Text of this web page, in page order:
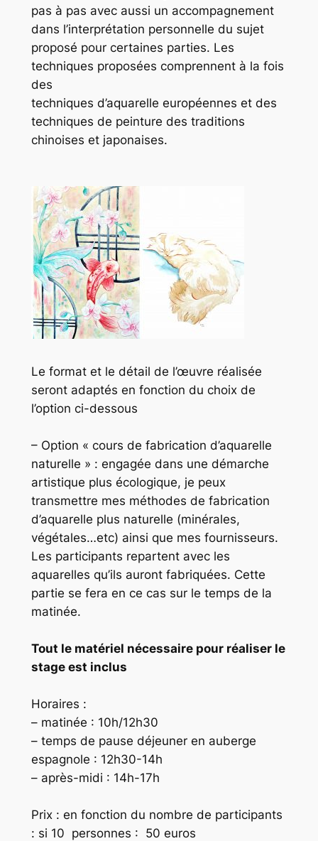
pas à pas avec aussi un accompagnement
dans l’interprétation personnelle du sujet
proposé pour certaines parties. Les
techniques proposées comprennent à la fois
des
techniques d’aquarelle européennes et des
techniques de peinture des traditions
chinoises et japonaises.
Le format et le détail de l’œuvre réalisée
seront adaptés en fonction du choix de
l’option ci-dessous
– Option « cours de fabrication d’aquarelle
naturelle » : engagée dans une démarche
artistique plus écologique, je peux
transmettre mes méthodes de fabrication
d’aquarelle plus naturelle (minérales,
végétales…etc) ainsi que mes fournisseurs.
Les participants repartent avec les
aquarelles qu’ils auront fabriquées. Cette
partie se fera en ce cas sur le temps de la
matinée.
Tout le matériel nécessaire pour réaliser le
stage est inclus
Horaires :
– matinée : 10h/12h30
– temps de pause déjeuner en auberge
espagnole : 12h30-14h
– après-midi : 14h-17h
Prix : en fonction du nombre de participants
: si 10 personnes : 50 euros